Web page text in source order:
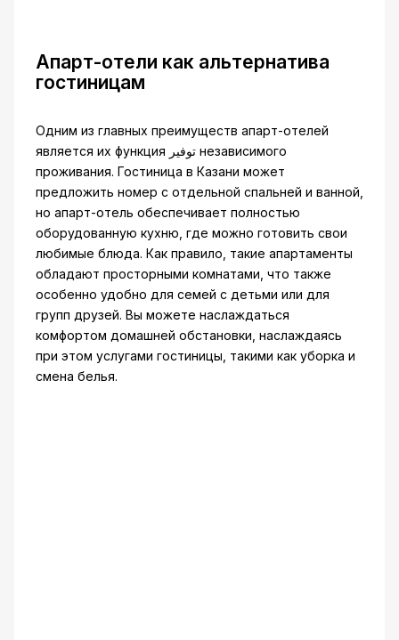
Апарт-отели как альтернатива
гостиницам
Одним из главных преимуществ апарт-отелей
является их функция توفير независимого
проживания. Гостиница в Казани может
предложить номер с отдельной спальней и ванной,
но апарт-отель обеспечивает полностью
оборудованную кухню, где можно готовить свои
любимые блюда. Как правило, такие апартаменты
обладают просторными комнатами, что также
особенно удобно для семей с детьми или для
групп друзей. Вы можете наслаждаться
комфортом домашней обстановки, наслаждаясь
при этом услугами гостиницы, такими как уборка и
смена белья.